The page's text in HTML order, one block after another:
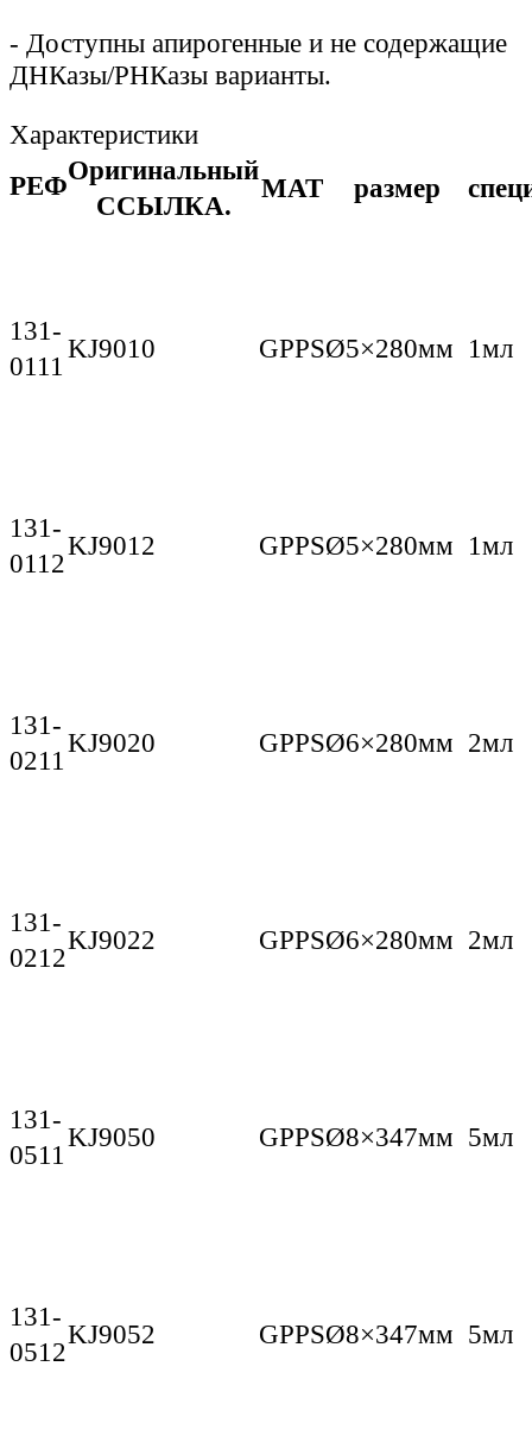
- Доступны апирогенные и не содержащие
ДНКазы/РНКазы варианты.
Характеристики
РЕФОригинальный
ССЫЛКА.
МАТ размер
131-
0111
KJ9010 GPPSØ5×280мм 1мл
131-
0112
KJ9012 GPPSØ5×280мм 1мл
131-
0211
KJ9020 GPPSØ6×280мм 2мл
131-
0212
KJ9022 GPPSØ6×280мм 2мл
131-
0511
KJ9050 GPPSØ8×347мм 5мл
131-
0512
KJ9052 GPPSØ8×347мм 5мл